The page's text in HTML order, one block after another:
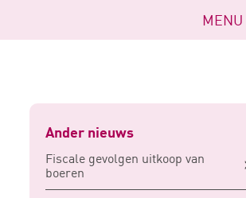
Navigatie
openen
MENU
Ander nieuws
Fiscale gevolgen uitkoop van
boeren